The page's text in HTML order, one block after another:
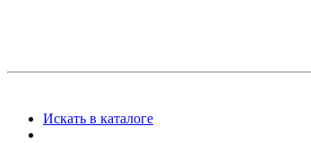
Искать в каталоге